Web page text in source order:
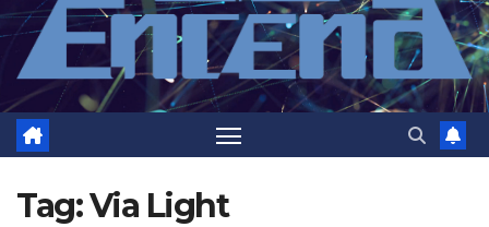
Tag:Via Light